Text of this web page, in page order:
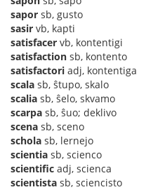
sapor sb, gusto
sasir vb, kapti
satisfacer vb, kontentigi
satisfaction sb, kontento
satisfactori adj, kontentiga
scala sb, ŝtupo, skalo
scalia sb, ŝelo, skvamo
scarpa sb, ŝuo; deklivo
scena sb, sceno
schola sb, lernejo
scientia sb, scienco
scientific adj, scienca
scientista sb, sciencisto